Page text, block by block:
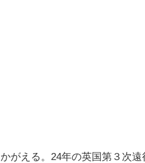
かがえる。24年の英国第３次